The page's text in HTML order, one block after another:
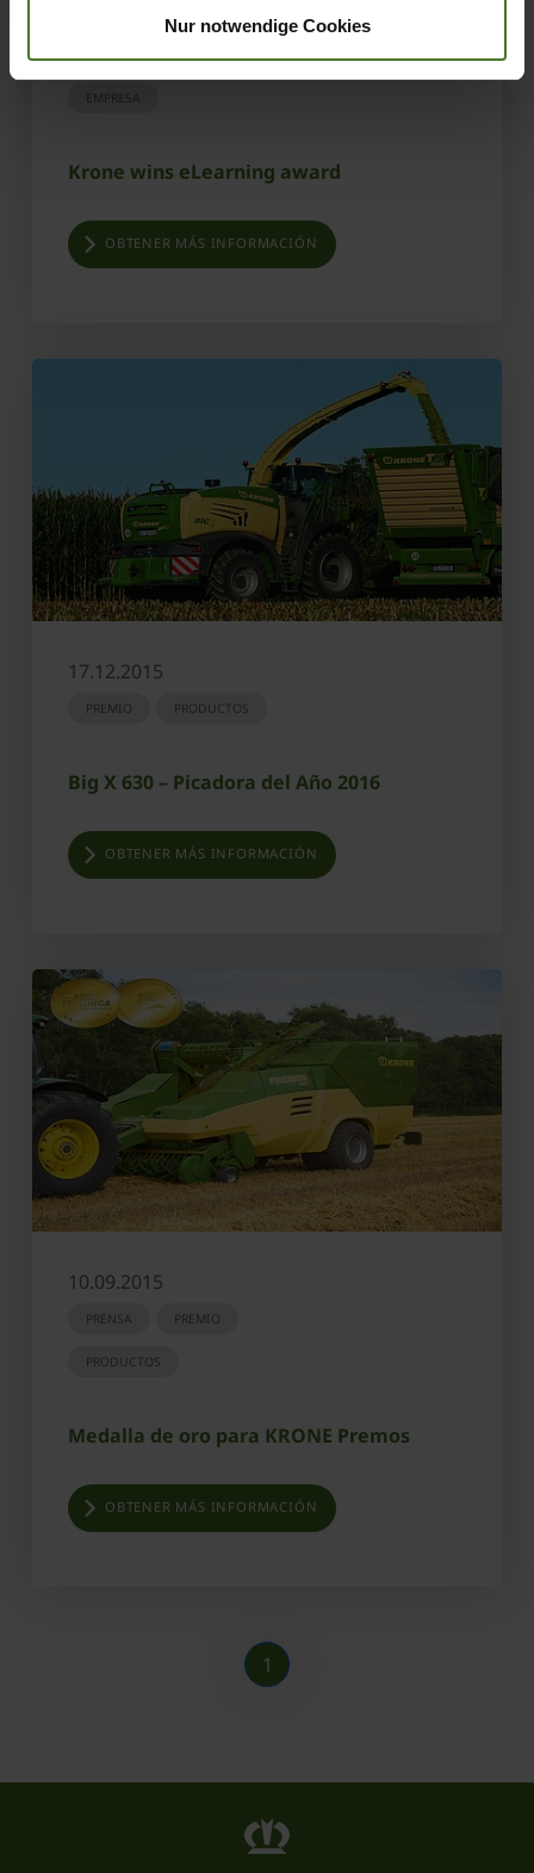
Nur notwendige Cookies
PRENSA PREMIO
EMPRESA
Krone wins eLearning award
OBTENER MÁS INFORMACIÓN
17.12.2015
PREMIO PRODUCTOS
Big X 630 – Picadora del Año 2016
OBTENER MÁS INFORMACIÓN
10.09.2015
PRENSA PREMIO
PRODUCTOS
Medalla de oro para KRONE Premos
OBTENER MÁS INFORMACIÓN
1